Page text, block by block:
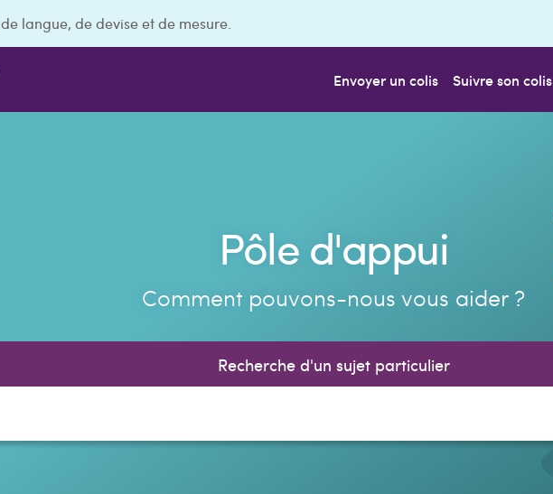
de langue, de devise et de mesure.
Envoyer un colis Suivre son colis
Pôle d'appui
Comment pouvons-nous vous aider ?
Recherche d'un sujet particulier